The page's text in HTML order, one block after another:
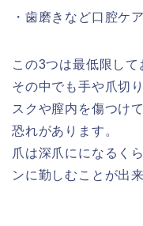
・歯磨きなど口腔ケ
この3つは最低限して
その中でも手や爪切
スクや膣内を傷つけ
恐れがあります。
爪は深爪にになるく
ンに勤しむことが出来